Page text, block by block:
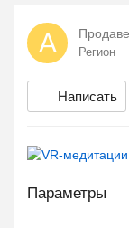
А Регион
Написать
Параметры